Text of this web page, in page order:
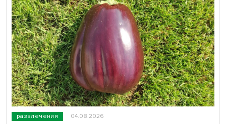
развлечения 04.08.2026